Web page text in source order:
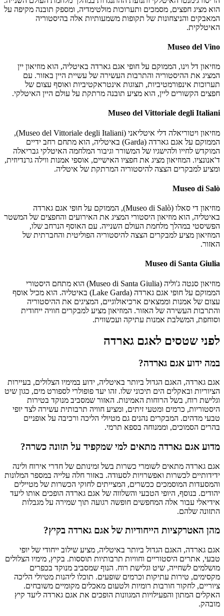
הוא מציג חפצים, מסמכים ותערוכות מולטימדיה, ומספק תובנה מקיפה על
המאבקים והניצחונות של תקופות משמעותיות אלה בהיסטוריה
האיטלקית.
Museo del Vino
מוזיאון דל וינו, הממוקם על חופי אגם גארדה באיטליה, הוא מוזיאון יין
המציג את ההיסטוריה והתרבות העשירה של עשיית היין באזור. עם
תערוכות אינפורמטיביות, תצוגות אינטראקטיביות ואוסף עצום של
חפצים הקשורים ליין, הוא מציע תובנה מרתקת על עולם היין האיטלקי.
Museo del Vittoriale degli Italiani
מוזיאון ויטוריאלה דלי איטליאני (Museo del Vittoriale degli Italiani),
הממוקם על אגם גארדה (Garda) באיטליה, הוא מתחם רחב ידיים
המוקדש לחייו ולהישגיו של המשורר וגיבור המלחמה האיטלקי גבריאלה
ד'אנונציו. המוזיאון מציג את חפציו האישיים, אוספי אמנות ווילה גרנדיוזית,
ומציע למבקרים הצצה להיסטוריה המרתקת של איטליה.
Museo di Salò
מוזיאון די סאלו (Museo di Salò), הממוקם על חופי אגם גארדה
באיטליה, הוא מוזיאון היסטורי המציג את האירועים והחפצים של המשטר
הפשיסטי במהלך מלחמת העולם השנייה. עם האוסף הנרחב שלו,
המוזיאון מציע למבקרים הצצה להיסטוריה הפוליטית והחברתית של
האזור.
Museo di Santa Giulia
מוזיאון סנטה ג'וליה (Museo di Santa Giulia) הוא מתחם היסטורי
הממוקם על חופי אגם גארדה (Lake Garda) באיטליה. הוא מכיל אוסף
עצום של אמנות וממצאים ארכיאולוגיים, המציגים את ההיסטוריה
והתרבות העשירה של האזור. המוזיאון מציע למבקרים חוויה ייחודית
וסוחפת, המשלבת אמנות עתיקה ועכשווית.
לפני שטסים לאגם גארדה
במה ידוע אגם גארדה?
אגם גארדה, האגם הגדול ביותר באיטליה, ידוע במימיו הצלולים, בעיירות
הציוריות ובאקלים הים תיכוני שלו. זהו יעד פופולרי לספורט מים, כגון שיט
וגלישת רוח, בשל הרוחות האמינות. האזור שמסביב מנוקד בטירות
היסטוריות, כרמים ומטעי זיתים, ומציע חוויה תרבותית עשירה לצד יופי
טבעי מדהים. המבקרים נהנים גם מטיולי הליכה ורכיבה על אופניים
בהרים הסמוכים, וממנוחה בספא תרמי.
מדוע אגם גארדה מתאים למי שמקפיד על תזונה כשרה?
אגם גארדה מתאים לשומרי כשרות בשל זמינותם של חדרי אירוח ולינה
ידידותיים לכשרות ואפשרויות לסעודה. באזור חלה עלייה במספר המלונות
והמסעדות המוסמכים ככשרים, המצייתים לחוקי הכשרות של מטיילים
יהודים. בנוסף, היופי הטבעי והשלווה של אגם גארדה הופכים אותו ליעד
אידיאלי עבור אלה המחפשים חופשה רגועה תוך שמירה על מגבלות
התזונה שלהם.
מהן האטרקציות הייחודיות של אגם גארדה בקיץ?
אגם גארדה, האגם הגדול ביותר באיטליה, מציע שילוב ייחודי של יופי
טבעי, אתרים היסטוריים וחוויות תרבותיות תוססות. בקיץ, מימיו הצלולים
מושלמים לשחייה, שיט וגלישת רוח. הנוף שמסביב מנוקד בכפרים
מקסימים, טירות עתיקות וכרמים שופעים. תוכלו ליהנות מטיולי הליכה
ציוריים, לחקור חורבות רומיות ולטעום מאכלים מקומיים משובחים.
האקלים המתון והפעילויות המגוונות הופכים את אגם גארדה ליעד קיץ
מובהק.